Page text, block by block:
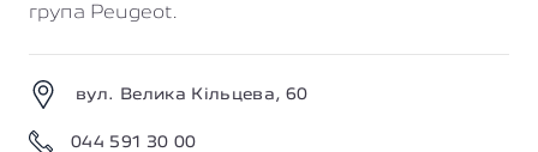
група Peugeot.
вул. Велика Кільцева, 60
044 591 30 00